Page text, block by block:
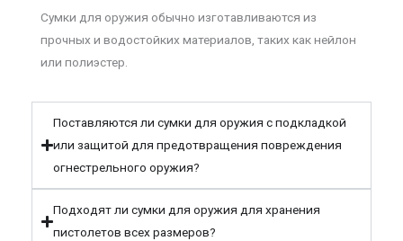
Сумки для оружия обычно изготавливаются из
прочных и водостойких материалов, таких как нейлон
или полиэстер.
Поставляются ли сумки для оружия с подкладкой
или защитой для предотвращения повреждения
огнестрельного оружия?
Подходят ли сумки для оружия для хранения
пистолетов всех размеров?